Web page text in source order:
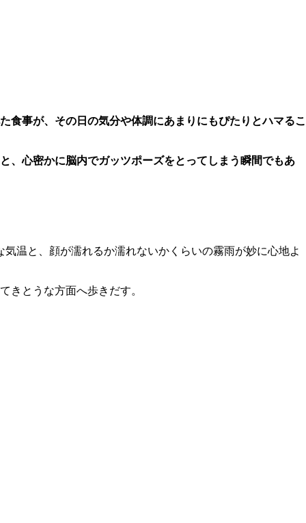
食事が、その日の気分や体調にあまりにもぴたりとハマるこ
、心密かに脳内でガッツポーズをとってしまう瞬間でもあ
温と、顔が濡れるか濡れないかくらいの霧雨が妙に心地よ
きとうな方面へ歩きだす。